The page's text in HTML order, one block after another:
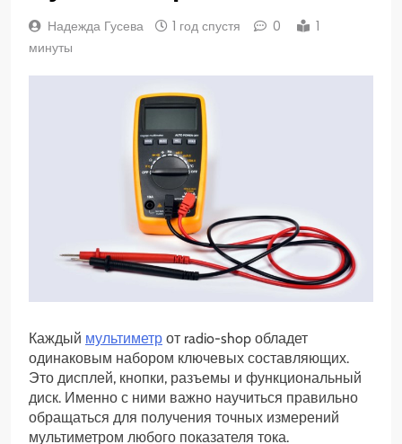
Надежда Гусева 1 год спустя 0
1
минуты
Каждый мультиметр от radio-shop обладет
одинаковым набором ключевых составляющих.
Это дисплей, кнопки, разъемы и функциональный
диск. Именно с ними важно научиться правильно
обращаться для получения точных измерений
мультиметром любого показателя тока.